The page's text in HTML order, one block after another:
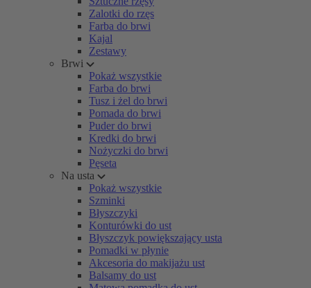
Zalotki do rzęs
Farba do brwi
Kajal
Zestawy
Brwi
Pokaż wszystkie
Farba do brwi
Tusz i żel do brwi
Pomada do brwi
Puder do brwi
Kredki do brwi
Nożyczki do brwi
Pęseta
Na usta
Pokaż wszystkie
Szminki
Błyszczyki
Konturówki do ust
Błyszczyk powiększający usta
Pomadki w płynie
Akcesoria do makijażu ust
Balsamy do ust